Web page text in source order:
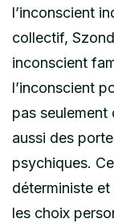
l’inconscient
collectif,
inconscient
l’inconscient
pas
aussi des
psychiques.
déterministe
les choix